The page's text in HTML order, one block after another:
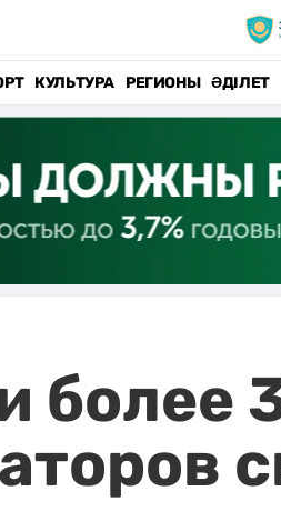
КУЛЬТУРА РЕГИОНЫ ӘДІЛЕТ
более